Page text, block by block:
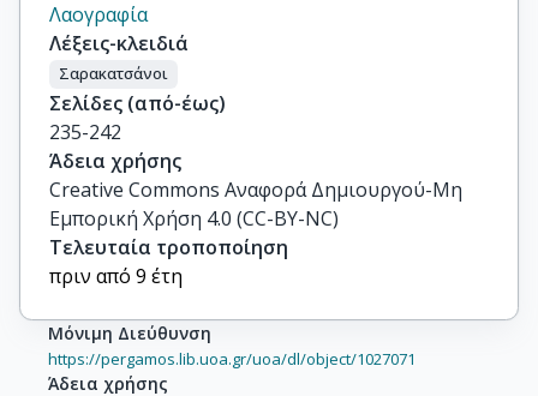
Λαογραφία
Λέξεις-κλειδιά
Σαρακατσάνοι
Σελίδες (από-έως)
235-242
Άδεια χρήσης
Creative Commons Αναφορά Δημιουργού-Μη
Εμπορική Χρήση 4.0 (CC-BY-NC)
Τελευταία τροποποίηση
πριν από 9 έτη
Μόνιμη Διεύθυνση
https://pergamos.lib.uoa.gr/uoa/dl/object/1027071
Άδεια χρήσης